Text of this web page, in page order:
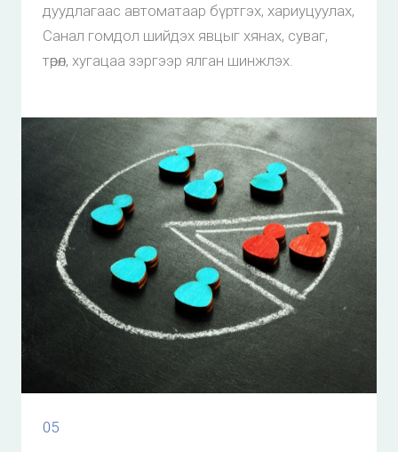
дуудлагаас автоматаар бүртгэх, хариуцуулах,
Санал гомдол шийдэх явцыг хянах, суваг,
төрөл, хугацаа зэргээр ялган шинжлэх.
05